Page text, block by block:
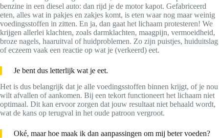
benzine in een diesel auto: dan rijd je de motor kapot. Gefabriceerd
eten, alles wat in pakjes en zakjes komt, is eten waar nog maar weinig
voedingsstoffen in zitten. En ja, dan gaat het lichaam protesteren! We
krijgen allerlei klachten, zoals darmklachten, maagpijn, vermoeidheid,
broze nagels, haaruitval of huidproblemen. Zo zijn puistjes, huiduitslag
of eczeem vaak een reactie op wat je (verkeerd) eet.
Je bent dus letterlijk wat je eet.
Het is dus belangrijk dat je alle voedingsstoffen binnen krijgt, of je nou
wilt afvallen of aankomen. Bij een tekort functioneert het lichaam niet
optimaal. Dit kan ervoor zorgen dat jouw resultaat niet behaald wordt,
wat de kans op terugval in het oude patroon vergroot.
Oké, maar hoe maak ik dan aanpassingen om mij beter voeden?